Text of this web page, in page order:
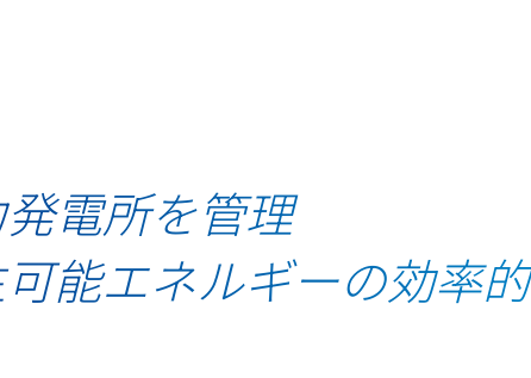
電所を管理
能エネルギーの効率的